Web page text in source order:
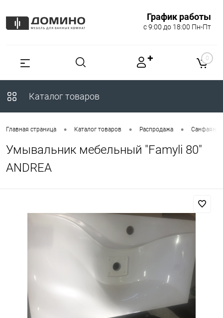
График работы
с 9:00 до 18:00 Пн-Пт
✚ 0
Каталог товаров
Главная страница • Каталог товаров • Распродажа • Санфаянс
Умывальник мебельный "Famyli 80"
ANDREA